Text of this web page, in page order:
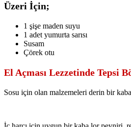
Üzeri İçin;
1 şişe maden suyu
1 adet yumurta sarısı
Susam
Çörek otu
El Açması Lezzetinde Tepsi
Sosu için olan malzemeleri derin bir kaba